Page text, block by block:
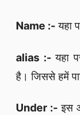
Name :-यहा
alias :-यहा
है। जिससे हमें
Under :- इस